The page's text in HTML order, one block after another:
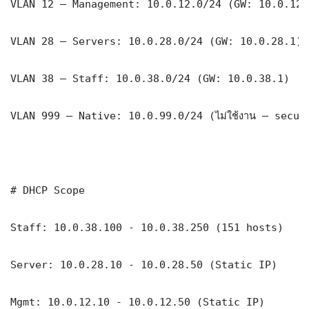
VLAN 12 — Management: 10.0.12.0/24 (GW:
VLAN 28 — Servers: 10.0.28.0/24 (GW: 10.0.28.1)
VLAN 38 — Staff: 10.0.38.0/24 (GW: 10.0.38.1)
VLAN 999 — Native: 10.0.99.0/24 (ไม่ใช้งาน —
# DHCP Scope
Staff: 10.0.38.100 - 10.0.38.250 (151 hosts)
Server: 10.0.28.10 - 10.0.28.50 (Static IP)
Mgmt: 10.0.12.10 - 10.0.12.50 (Static IP)